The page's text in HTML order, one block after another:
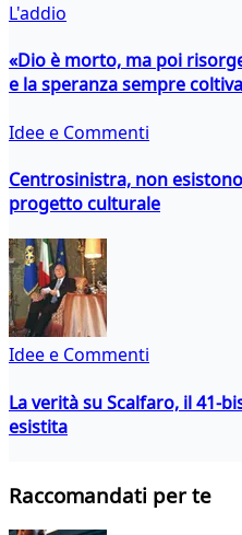
L'addio
«Dio è morto, ma poi
e la speranza sempre
Idee e Commenti
Centrosinistra, non
progetto culturale
Idee e Commenti
La verità su Scalfaro, il 41-
esistita
Raccomandati per te